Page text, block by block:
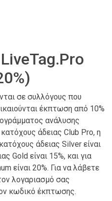
σε συλλόγους που
έκπτωση από 10%
ανάλυσης
άδειας Club Pro, η
άδειας Silver είναι
Gold είναι 15%, και για
είναι 20%. Για να λάβετε
λογαριασμό σας
κωδικό έκπτωσης.